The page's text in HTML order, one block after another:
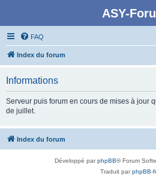
ASY-
FAQ
Index du forum
Informations
Serveur puis forum en cours de mises à jour
de juillet.
Index du forum
Développé parphpBB® Forum
Traduit parphpBB-